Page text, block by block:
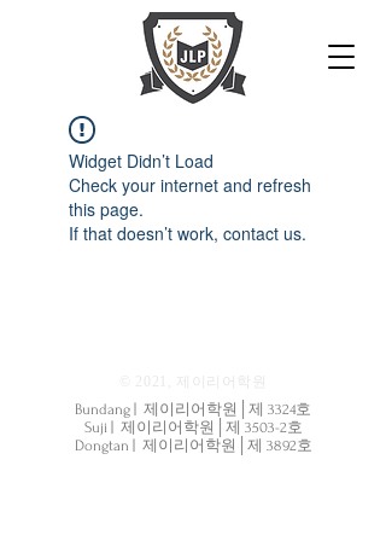
Widget Didn’t Load
Check your internet and refresh
this page.
If that doesn’t work, contact us.
© 2021, 제이리어학원
Bundang | 제이리어학원│제 3324호
Suji | 제이리어학원│제 3503-2호
Dongtan | 제이리어학원│제 3892호